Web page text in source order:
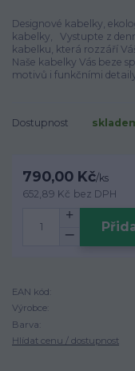
Designové kabelky,
kabelky, Vystupte z
kabelku, která rozzáří
Naše kabelky Vás beze
motivů i funkčními
Dostupnost
790,00 Kč/ks
652,89 Kč bez DPH
EAN kód:
Výrobce:
Barva:
Hlídat cenu / dostupnost